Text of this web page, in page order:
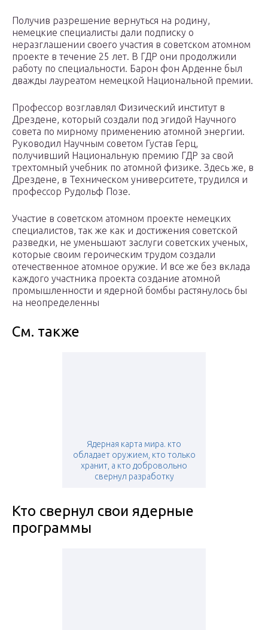
Получив разрешение вернуться на родину,
немецкие специалисты дали подписку о
неразглашении своего участия в советском атомном
проекте в течение 25 лет. В ГДР они продолжили
работу по специальности. Барон фон Арденне был
дважды лауреатом немецкой Национальной премии.
Профессор возглавлял Физический институт в
Дрездене, который создали под эгидой Научного
совета по мирному применению атомной энергии.
Руководил Научным советом Густав Герц,
получивший Национальную премию ГДР за свой
трехтомный учебник по атомной физике. Здесь же, в
Дрездене, в Техническом университете, трудился и
профессор Рудольф Позе.
Участие в советском атомном проекте немецких
специалистов, так же как и достижения советской
разведки, не уменьшают заслуги советских ученых,
которые своим героическим трудом создали
отечественное атомное оружие. И все же без вклада
каждого участника проекта создание атомной
промышленности и ядерной бомбы растянулось бы
на неопределенны
См. также
Ядерная карта мира. кто
обладает оружием, кто только
хранит, а кто добровольно
свернул разработку
Кто свернул свои ядерные
программы